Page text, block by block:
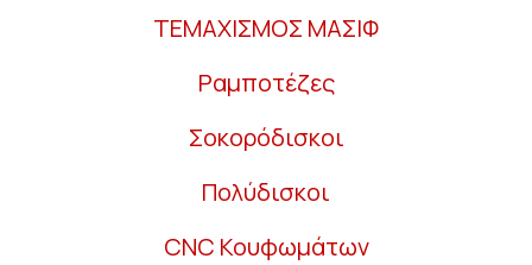
ΤΕΜΑΧΙΣΜΟΣ ΜΑΣΙΦ
Ραμποτέζες
Σοκορόδισκοι
Πολύδισκοι
CNC Κουφωμάτων